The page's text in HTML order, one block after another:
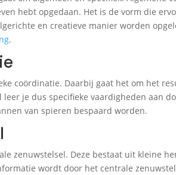
hebt opgedaan. Het is de vorm die
en creatieve manier worden
.
coördinatie. Daarbij gaat het om het
je dus specifieke vaardigheden aan
van spieren bespaard worden.
zenuwstelsel. Deze bestaat uit kleine
wordt door het centrale